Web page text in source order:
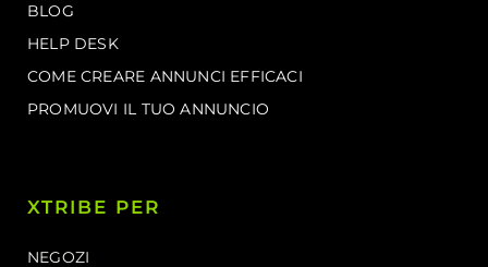
BLOG
HELP DESK
COME CREARE ANNUNCI EFFICACI
PROMUOVI IL TUO ANNUNCIO
XTRIBE PER
NEGOZI